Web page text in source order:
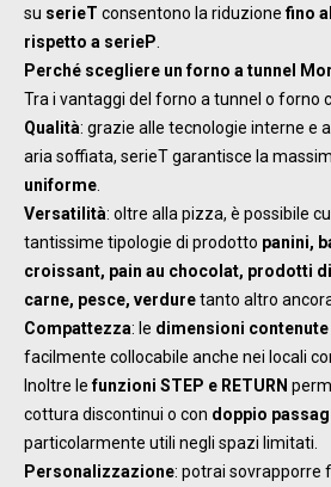
su serieT consentono la riduzione fino
rispetto a serieP
Perché scegliere un forno a tunnel
Tra i vantaggi del forno a tunnel o forno
Qualità: grazie alle tecnologie interne e
aria soffiata, serieT garantisce la
uniforme
Versatilità: oltre alla pizza, è possibile
tantissime tipologie di prodotto panini,
croissant, pain au chocolat, prodotti
carne, pesce, verduretanto altro
Compattezza: le dimensioni contenute
facilmente collocabile anche nei locali
Inoltre lefunzioni STEP e RETURN
cottura discontinui o con doppio
particolarmente utili negli spazi limitati.
Personalizzazione: potrai sovrapporre